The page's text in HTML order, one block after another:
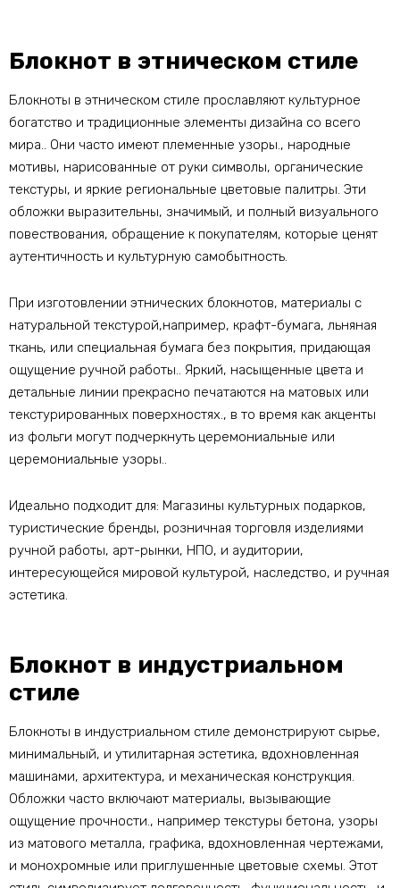
Блокнот в этническом стиле
Блокноты в этническом стиле прославляют культурное
богатство и традиционные элементы дизайна со всего
мира.. Они часто имеют племенные узоры., народные
мотивы, нарисованные от руки символы, органические
текстуры, и яркие региональные цветовые палитры. Эти
обложки выразительны, значимый, и полный визуального
повествования, обращение к покупателям, которые ценят
аутентичность и культурную самобытность.
При изготовлении этнических блокнотов, материалы с
натуральной текстурой,например, крафт-бумага, льняная
ткань, или специальная бумага без покрытия, придающая
ощущение ручной работы.. Яркий, насыщенные цвета и
детальные линии прекрасно печатаются на матовых или
текстурированных поверхностях., в то время как акценты
из фольги могут подчеркнуть церемониальные или
церемониальные узоры..
Идеально подходит для: Магазины культурных подарков,
туристические бренды, розничная торговля изделиями
ручной работы, арт-рынки, НПО, и аудитории,
интересующейся мировой культурой, наследство, и ручная
эстетика.
Блокнот в индустриальном
стиле
Блокноты в индустриальном стиле демонстрируют сырье,
минимальный, и утилитарная эстетика, вдохновленная
машинами, архитектура, и механическая конструкция.
Обложки часто включают материалы, вызывающие
ощущение прочности., например текстуры бетона, узоры
из матового металла, графика, вдохновленная чертежами,
и монохромные или приглушенные цветовые схемы. Этот